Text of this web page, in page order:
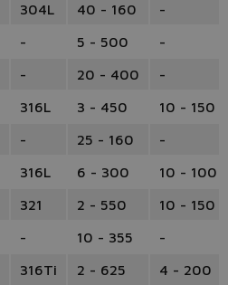
304L 40 - 160
-
- 5 - 500
-
- 20 - 400
-
316L 3 - 450
10 - 150
- 25 - 160
-
316L 6 - 300
10 - 100
321 2 - 550
10 - 150
- 10 - 355
-
316Ti 2 - 625 4 - 200